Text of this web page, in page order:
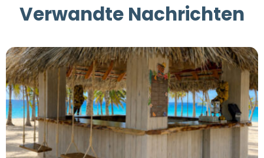
Verwandte Nachrichten